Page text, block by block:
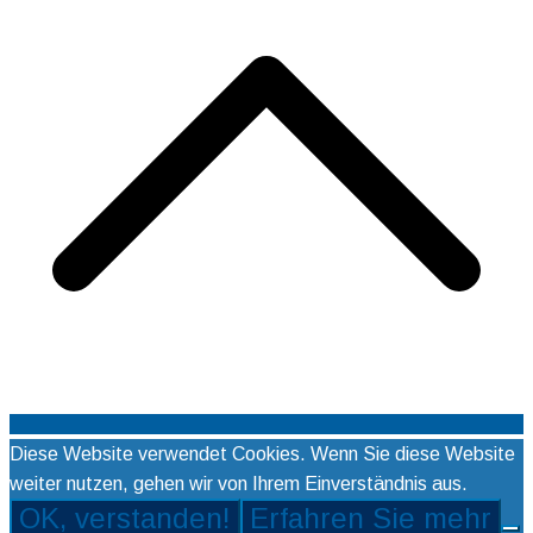
Diese Website verwendet Cookies. Wenn Sie diese Website
weiter nutzen, gehen wir von Ihrem Einverständnis aus.
OK, verstanden! Erfahren Sie mehr